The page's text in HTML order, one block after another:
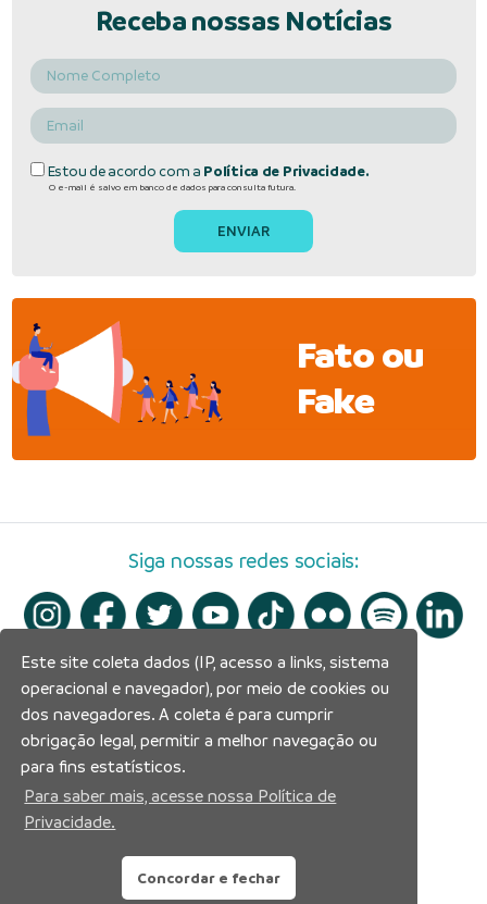
Receba nossas Notícias
Estou de acordo com a Política de Privacidade.
O e-mail é salvo em banco de dados para consulta futura.
Fato ou
Fake
Siga nossas redes sociais:
Prefeitura Municipal de Manaus
Este site coleta dados (IP, acesso a links, sistema
operacional e navegador), por meio de cookies ou
dos navegadores. A coleta é para cumprir
obrigação legal, permitir a melhor navegação ou
para fins estatísticos.
Para saber mais, acesse nossa Política de
Privacidade.
Concordar e fechar